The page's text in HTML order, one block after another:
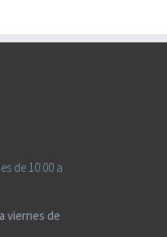
de 10:00 a
viernes de